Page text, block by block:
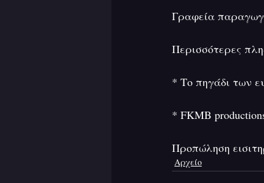
Γραφεία
Περισσότερες
* Το πηγάδι των
* FKMB
Προπώληση
Αρχείο